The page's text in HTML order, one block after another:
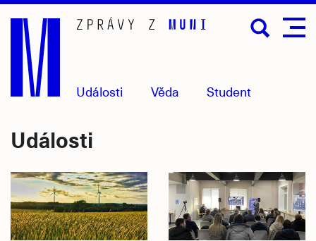
Přejít
hlavní
obsah
Události Věda Student
Události